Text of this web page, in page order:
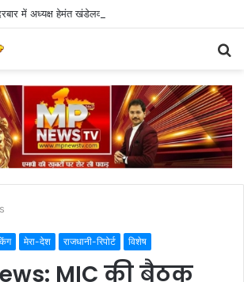
मेरा-देश राजधानी-रिपोर्ट विशेष
MIC की बैठक